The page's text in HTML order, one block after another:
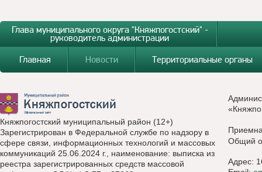
Глава муниципального округа "Княжпогостский" -
руководитель администрации
Главная
Новости Территориальные органы
Княжпогостский муниципальный район (12+)
Зарегистрирован в Федеральной службе по надзору в
сфере связи, информационных технологий и массовых
коммуникаций 25.06.2024 г., наименование: выписка из
реестра зарегистрированных средств массовой
Общий
Адрес: